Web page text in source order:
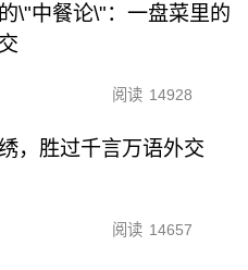
\"中餐论\"：一盘菜里的
阅读 14928
，胜过千言万语外交
阅读 14657